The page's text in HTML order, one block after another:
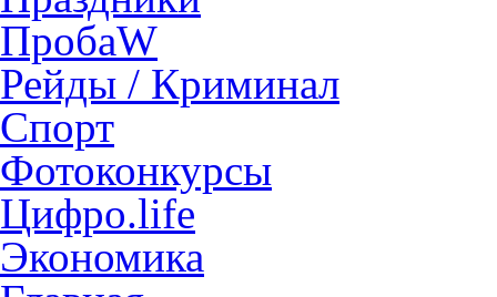
ПробаW
Рейды / Криминал
Спорт
Фотоконкурсы
Цифро.life
Экономика